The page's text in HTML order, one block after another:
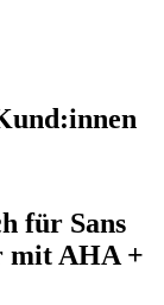
für Sans
mit AHA +